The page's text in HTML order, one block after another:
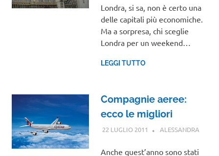
Londra, si sa, non è certo una
delle capitali più economiche.
Ma a sorpresa, chi sceglie
Londra per un weekend…
LEGGI TUTTO
Compagnie aeree:
ecco le migliori
22 LUGLIO 2011 ALESSANDRA
Anche quest’anno sono stati